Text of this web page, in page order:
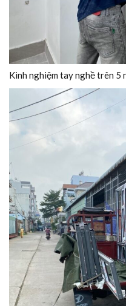
Kinh nghiệm tay nghề trên 5